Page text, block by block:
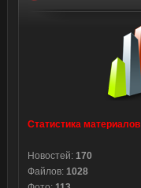
Статистика материалов
Новостей: 170
Файлов: 1028